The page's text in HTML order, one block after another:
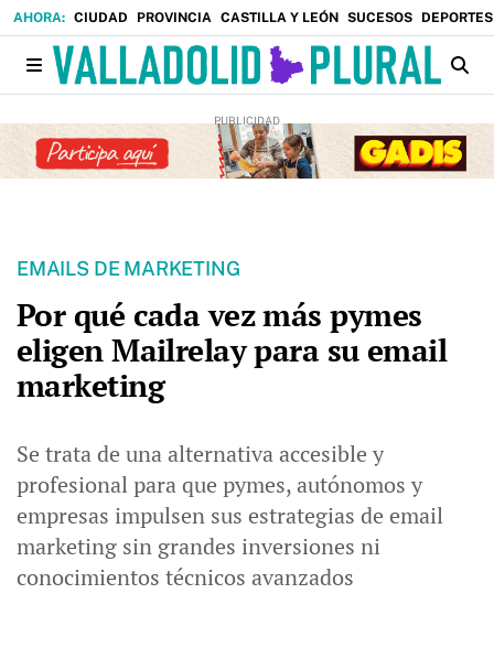
CIUDAD PROVINCIA CASTILLA Y LEÓN SUCESOS DEPORTES
EMAILS DE MARKETING
Por qué cada vez más pymes
eligen Mailrelay para su email
marketing
Se trata de una alternativa accesible y
profesional para que pymes, autónomos y
empresas impulsen sus estrategias de email
marketing sin grandes inversiones ni
conocimientos técnicos avanzados